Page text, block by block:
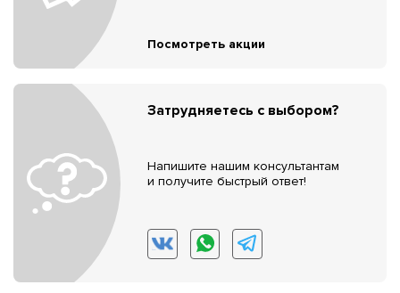
Посмотреть акции
Затрудняетесь с выбором?
Напишите нашим консультантам
и получите быстрый ответ!